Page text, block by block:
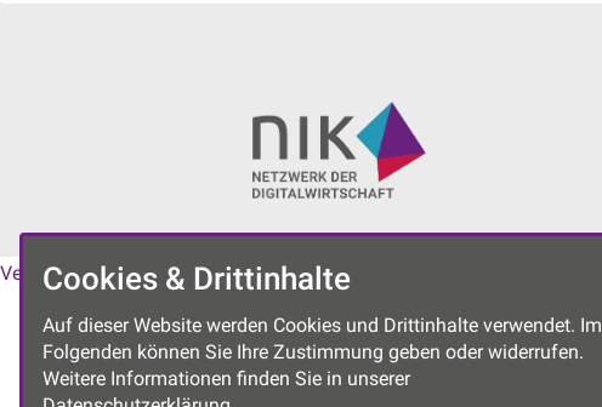
Vereinssatzung|Datenschutzerklärung|
Cookies & Drittinhalte
Auf dieser Website werden Cookies und Drittinhalte verwendet. Im
Folgenden können Sie Ihre Zustimmung geben oder widerrufen.
Weitere Informationen finden Sie in unserer